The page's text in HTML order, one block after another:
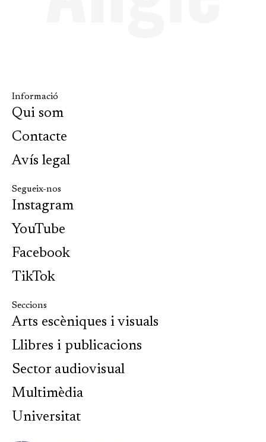
Informació
Qui som
Contacte
Avís legal
Segueix-nos
Instagram
YouTube
Facebook
TikTok
Seccions
Arts escèniques i visuals
Llibres i publicacions
Sector audiovisual
Multimèdia
Universitat